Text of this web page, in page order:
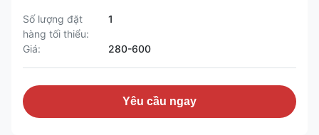
Số lượng đặt
hàng tối thiểu:
1
Giá: 280-600
Yêu cầu ngay